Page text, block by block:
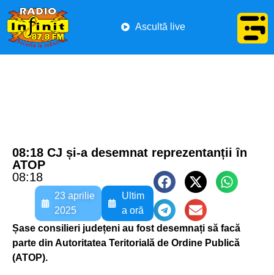
Ascultă live
08:18 CJ și-a desemnat reprezentanții în
ATOP
08:18
23 aprilie
2025
Ultim
a oră
Șase consilieri județeni au fost desemnați să facă
parte din Autoritatea Teritorială de Ordine Publică
(ATOP).